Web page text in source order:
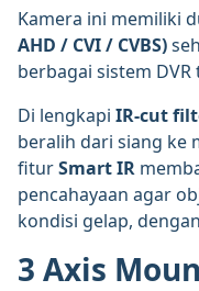
Kamera ini memiliki
AHD / CVI / CVBS)
berbagai sistem
Di lengkapi IR-cut
beralih dari siang ke
fiturSmart IR
pencahayaan agar
kondisi gelap,
3 Axis